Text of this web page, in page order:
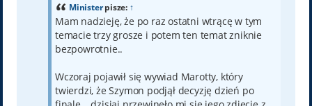
Ministerpisze: ↑
Mam nadzieję, że po raz ostatni wtrącę w tym
temacie trzy grosze i potem ten temat zniknie
bezpowrotnie..
Wczoraj pojawił się wywiad Marotty, który
twierdzi, że Szymon podjął decyzję dzień po